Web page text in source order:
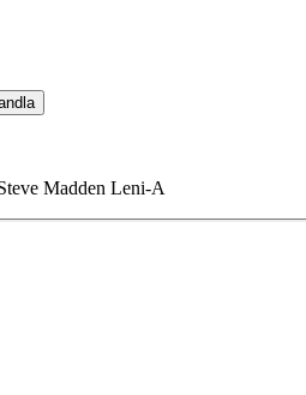
Madden Leni-A